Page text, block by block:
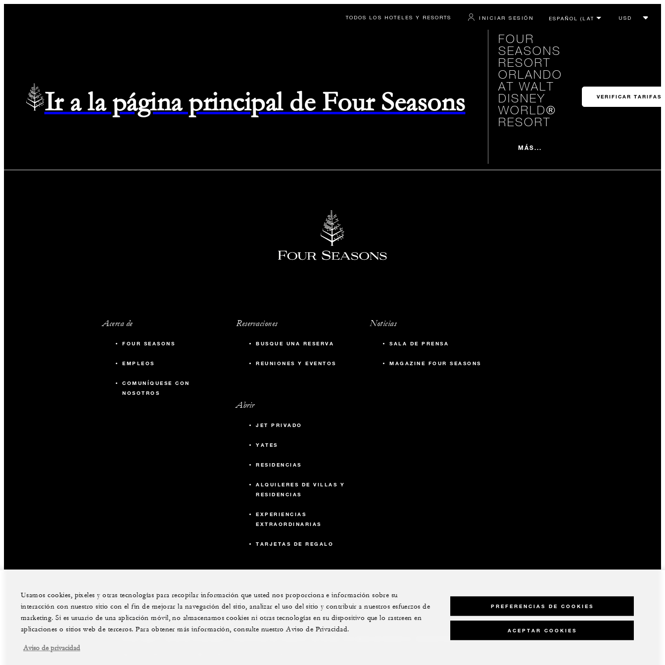
TODOS LOS HOTELES Y RESORTS INICIAR SESIÓN
Ir a la página principal de Four Seasons
FOUR
SEASONS
RESORT
ORLANDO
AT WALT
DISNEY
WORLD®
RESORT
MÁS...
VERIFICAR TARIFAS
Acerca de
FOUR SEASONS
EMPLEOS
COMUNÍQUESE CON
NOSOTROS
Reservaciones
BUSQUE UNA RESERVA
REUNIONES Y EVENTOS
Noticias
SALA DE PRENSA
MAGAZINE FOUR SEASONS
Abrir
JET PRIVADO
YATES
RESIDENCIAS
ALQUILERES DE VILLAS Y
RESIDENCIAS
EXPERIENCIAS
EXTRAORDINARIAS
TARJETAS DE REGALO
facebook
Usamos cookies, pixeles y otras tecnologías para recopilar información que usted nos proporciona e información sobre su
interacción con nuestro sitio con el fin de mejorar la navegación del sitio, analizar el uso del sitio y contribuir a nuestros esfuerzos de
marketing. Si es usuario de una aplicación móvil, no almacenamos cookies ni otras tecnologías en su dispositivo que lo rastreen en
aplicaciones o sitios web de terceros. Para obtener más información, consulte nuestro Aviso de Privacidad.
Aviso de privacidad
PREFERENCIAS DE COOKIES
ACEPTAR COOKIES